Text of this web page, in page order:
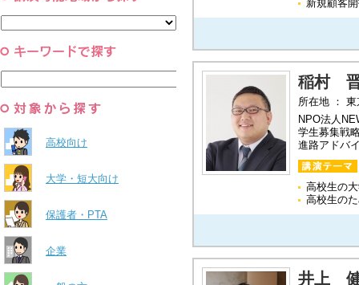
高校向け
大学・短大向け
保護者・PTA
企業
新規顧客
稲村
所在地 ：
NPO法人
学生募集戦
進路アドバ
高校生の
高校生の
井上